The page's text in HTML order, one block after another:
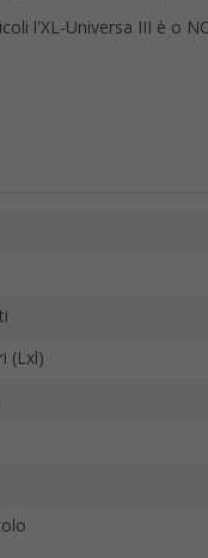
l'XL-Universa III è o
(Lxl)